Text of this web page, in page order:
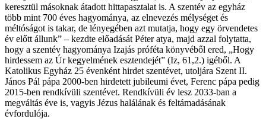
keresztül másoknak átadott hittapasztalat is. A szentév az egyház
több mint 700 éves hagyománya, az elnevezés mélységet és
méltóságot is takar, de lényegében azt mutatja, hogy egy örvendetes
év előtt állunk” – kezdte előadását Péter atya, majd azzal folytatta,
hogy a szentév hagyománya Izajás próféta könyvéből ered, „Hogy
hirdessem az Úr kegyelmének esztendejét” (Iz, 61,2.) igéből. A
Katolikus Egyház 25 évenként hirdet szentévet, utoljára Szent II.
János Pál pápa 2000-ben hirdetett jubileumi évet, Ferenc pápa pedig
2015-ben rendkívüli szentévet. Rendkívüli év lesz 2033-ban a
megváltás éve is, vagyis Jézus halálának és feltámadásának
évfordulója.